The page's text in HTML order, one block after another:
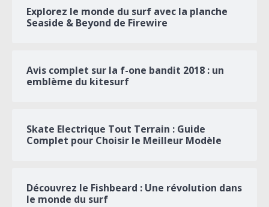
Explorez le monde du surf avec la planche
Seaside & Beyond de Firewire
Avis complet sur la f-one bandit 2018 : un
emblème du kitesurf
Skate Electrique Tout Terrain : Guide
Complet pour Choisir le Meilleur Modèle
Découvrez le Fishbeard : Une révolution dans
le monde du surf